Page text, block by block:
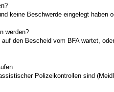
keine Beschwerde eingelegt haben
werden?
den Bescheid vom BFA wartet,
Polizeikontrollen sind